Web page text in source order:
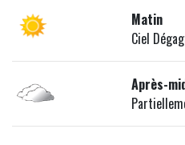
Matin
Ciel
Après-